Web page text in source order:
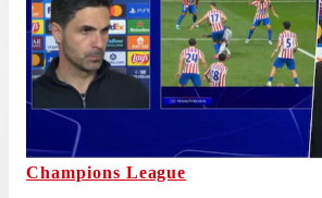
Champions League